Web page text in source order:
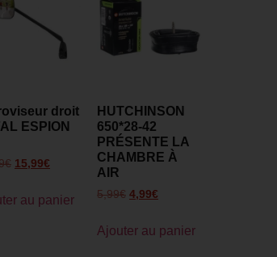
droit
ESPION
€ 15,99€
au panier
HUTCHINSON
650*28-42
PRÉSENTE LA
CHAMBRE À
AIR
5,99€ 4,99€
Ajouter au panier